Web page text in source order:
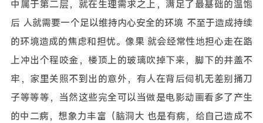
中属于第二层，就在生理需求之上，满足了最基础的温饱
后 人就需要一个足以维持内心安全的环境 不至于造成持续
的环境造成的焦虑和担忧。像果 就会经常性地担心走在路
上冲出个程咬金，楼顶上的玻璃吹掉下来，脚下的井盖不
牢，家里关照不到出的意外，有人在背后伺机无差别捅刀
子等等等，当然这些完全可以当做是电影动画看多了产生
的中二病，想象力丰富（脑洞大 也是有病，给自己造成不